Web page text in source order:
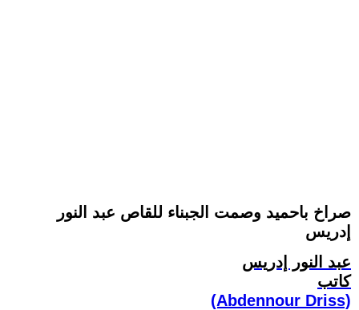
صراخ باحميد وصمت الجبناء للقاص عبد النور
إدريس
عبد النور إدريس
كاتب
(Abdennour Driss)